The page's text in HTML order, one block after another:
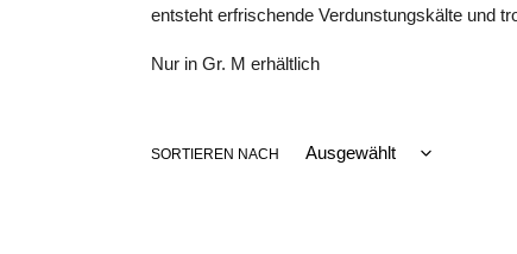
entsteht erfrischende Verdunstungskälte und
Nur in Gr. M erhältlich
SORTIEREN NACH